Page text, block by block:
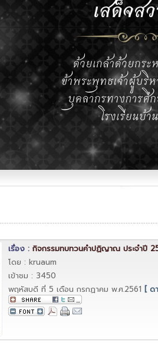
เรื่อง : กิจกรรมทบทวนคำปฏิญาณ ประจำปี
โดย : kruaum
เข้าชม : 3450
พฤหัสบดี ที่ 5 เดือน กรกฏาคม พ.ศ.2561 [ ด